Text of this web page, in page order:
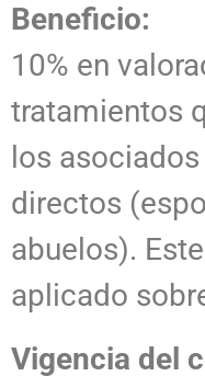
Beneficio:
10% en
tratamientos
los
directos
abuelos).
aplicado
Vigencia del